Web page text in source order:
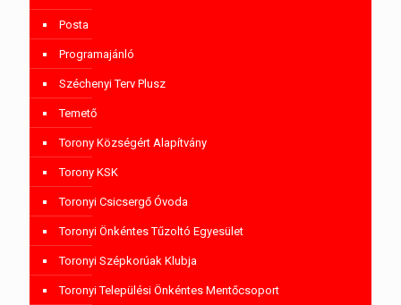
Posta
Programajánló
Széchenyi Terv Plusz
Temető
Torony Községért Alapítvány
Torony KSK
Toronyi Csicsergő Óvoda
Toronyi Önkéntes Tűzoltó Egyesület
Toronyi Szépkorúak Klubja
Toronyi Települési Önkéntes Mentőcsoport